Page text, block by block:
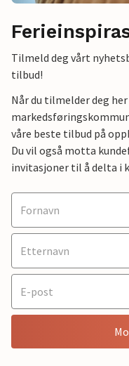
Tilmeld deg vårt
tilbud!
Når du tilmelder deg
våre beste tilbud på
Du vil også motta
invitasjoner til å delta i